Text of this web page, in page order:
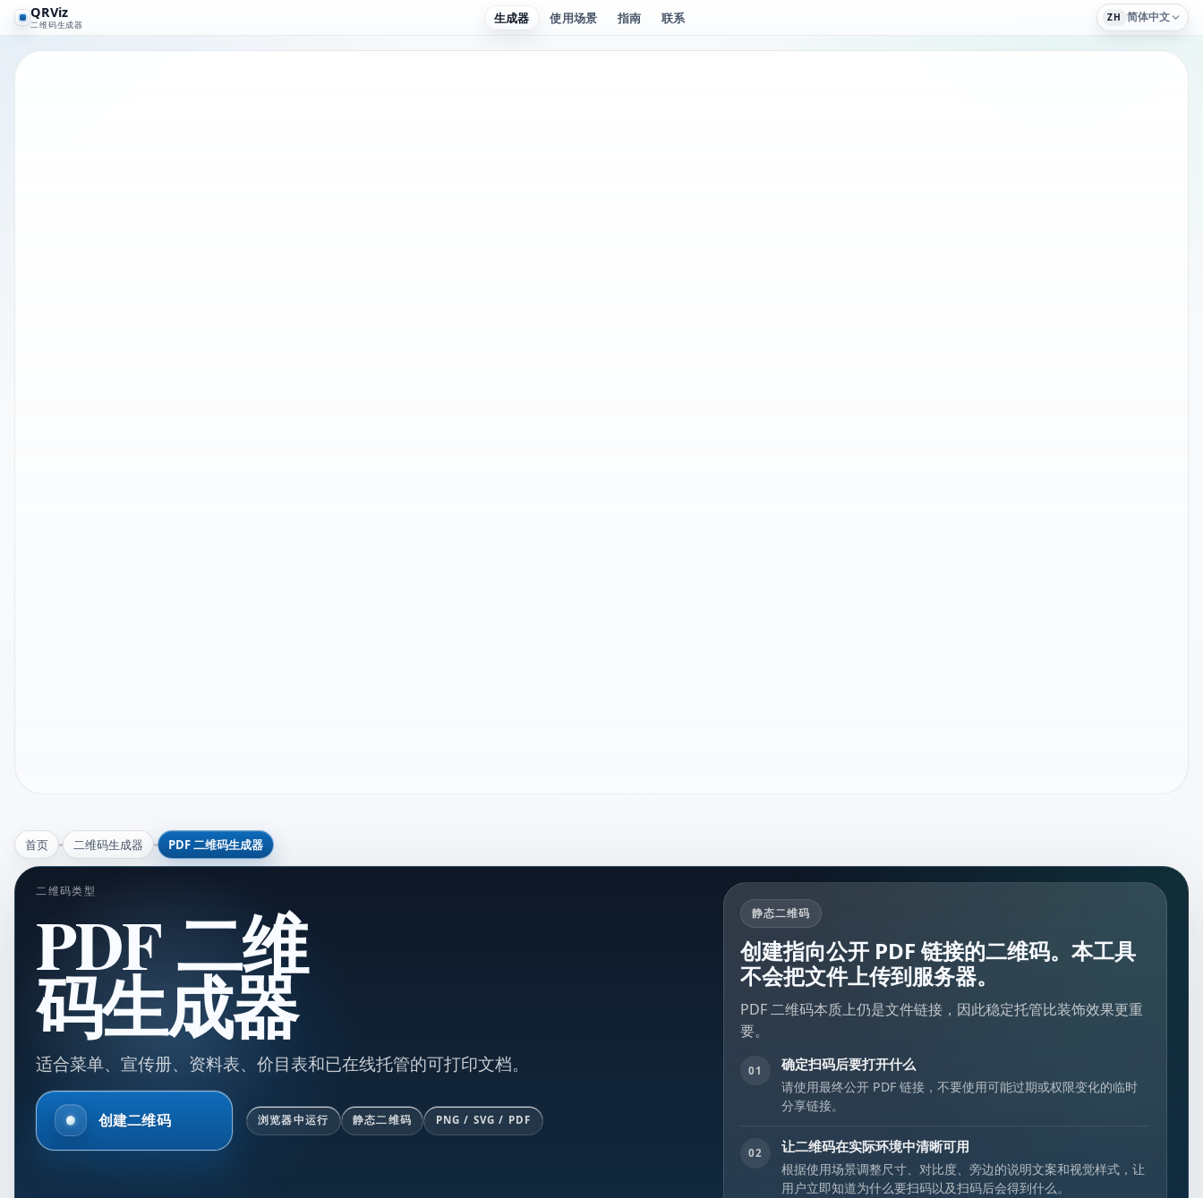
QRViz
二维码生成器 生成器 使用场景 指南 联系 ZH 简体中文
首页 二维码生成器 PDF 二维码生成器
二维码类型
PDF 二维
码生成器
适合菜单、宣传册、资料表、价目表和已在线托管的可打印文档。
创建二维码 浏览器中运行 静态二维码 PNG / SVG / PDF
静态二维码
创建指向公开 PDF 链接的二维码。本工具
不会把文件上传到服务器。
PDF 二维码本质上仍是文件链接，因此稳定托管比装饰效果更重
要。
01 确定扫码后要打开什么
请使用最终公开 PDF 链接，不要使用可能过期或权限变化的临时
分享链接。
02 让二维码在实际环境中清晰可用
根据使用场景调整尺寸、对比度、旁边的说明文案和视觉样式，让
用户立即知道为什么要扫码以及扫码后会得到什么。